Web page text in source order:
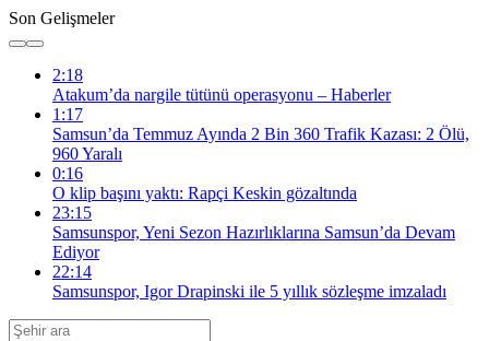
Son Gelişmeler
2:18
Atakum’da nargile tütünü operasyonu – Haberler
1:17
Samsun’da Temmuz Ayında 2 Bin 360 Trafik Kazası: 2 Ölü,
960 Yaralı
0:16
O klip başını yaktı: Rapçi Keskin gözaltında
23:15
Samsunspor, Yeni Sezon Hazırlıklarına Samsun’da Devam
Ediyor
22:14
Samsunspor, Igor Drapinski ile 5 yıllık sözleşme imzaladı